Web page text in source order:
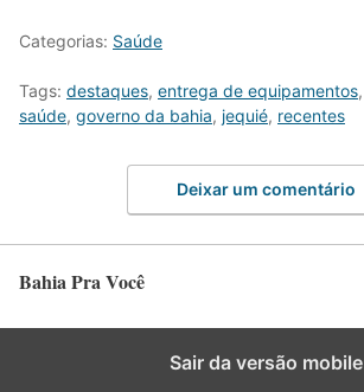
Categorias: Saúde
Tags: destaques, entrega de equipamentos,
saúde, governo da bahia, jequié, recentes
Deixar um comentário
Bahia Pra Você
Sair da versão mobile